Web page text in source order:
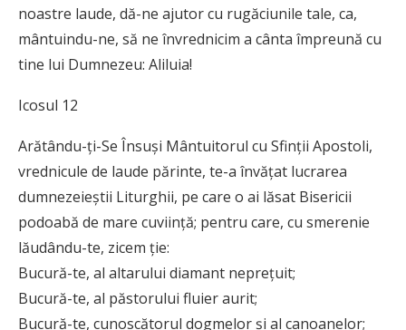
noastre laude, dă-ne ajutor cu rugăciunile tale, ca,
mântuindu-ne, să ne învrednicim a cânta împreună cu
tine lui Dumnezeu: Aliluia!
Icosul 12
Arătându-ţi-Se Însuşi Mântuitorul cu Sfinţii Apostoli,
vrednicule de laude părinte, te-a învăţat lucrarea
dumnezeieştii Liturghii, pe care o ai lăsat Bisericii
podoabă de mare cuviinţă; pentru care, cu smerenie
lăudându-te, zicem ţie:
Bucură-te, al altarului diamant nepreţuit;
Bucură-te, al păstorului fluier aurit;
Bucură-te, cunoscătorul dogmelor şi al canoanelor;